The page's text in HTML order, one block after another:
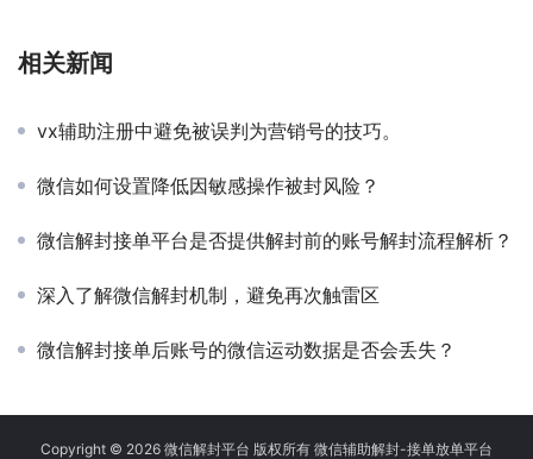
相关新闻
vx辅助注册中避免被误判为营销号的技巧。
微信如何设置降低因敏感操作被封风险？
微信解封接单平台是否提供解封前的账号解封流程解析？
深入了解微信解封机制，避免再次触雷区
微信解封接单后账号的微信运动数据是否会丢失？
Copyright © 2026 微信解封平台 版权所有 微信辅助解封-接单放单平台